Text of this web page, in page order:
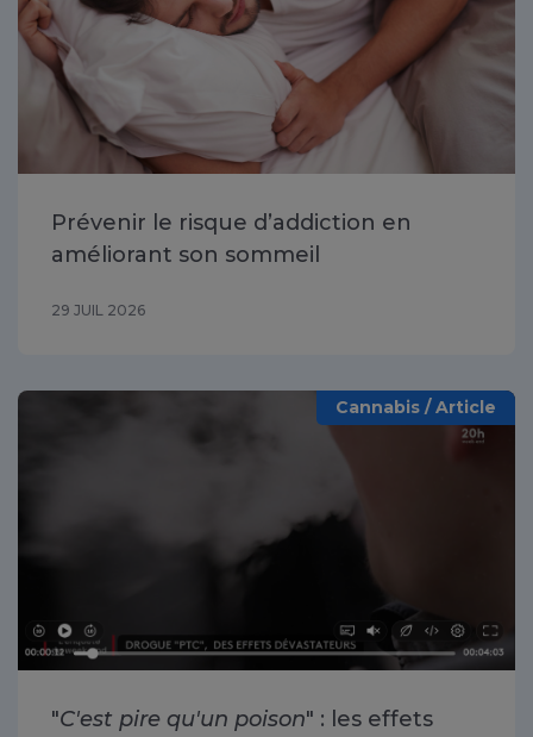
Prévenir le risque d’addiction en
améliorant son sommeil
29 JUIL 2026
Cannabis / Article
"C'est pire qu'un poison" : les effets